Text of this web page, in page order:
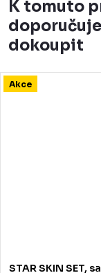
K tomuto
dokoupit
Akce
STAR SKIN SET,